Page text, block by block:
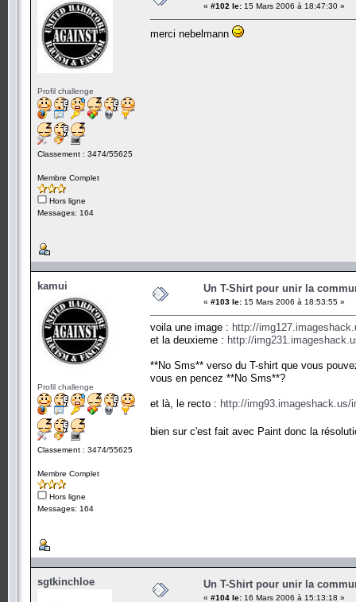
Profil challenge
Classement : 3474/55625
Membre Complet
Hors ligne
Messages: 164
« #102 le: 15 Mars 2006 à 18:47:30 »
merci nebelmann
kamui
Profil challenge
Classement : 3474/55625
Membre Complet
Hors ligne
Messages: 164
Un T-Shirt pour unir la
« #103 le: 15 Mars 2006 à 18:53:55 »
voila une image : http://
et la deuxieme : http://
**No Sms** verso du T-shirt que vous
vous en pencez **No Sms**?
et là, le recto : http://img93.imageshack.us/
bien sur c'est fait avec Paint donc la
sgtkinchloe Un T-Shirt pour unir la
« #104 le: 16 Mars 2006 à 15:13:18 »